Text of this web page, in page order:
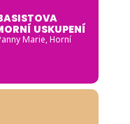
USKUPENÍ
Marie, Horní